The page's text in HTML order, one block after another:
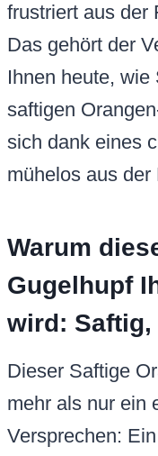
frustriert aus der
Das gehört der
Ihnen heute,
saftigen
sich dank eines
mühelos aus der
Warum
Gugelhupf
wird:
Dieser Saftige
mehr als nur ein
Versprechen: